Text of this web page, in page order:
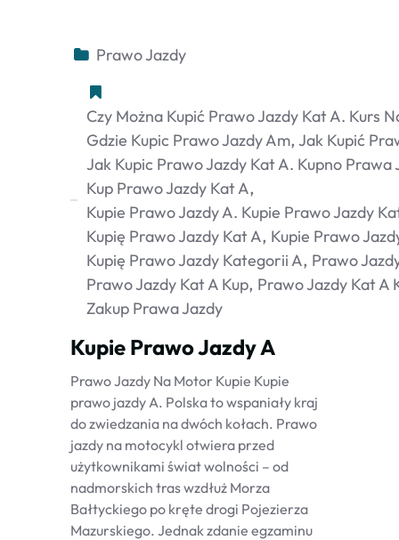
Prawo Jazdy
Czy Można Kupić Prawo Jazdy Kat A. Kurs
Gdzie Kupic Prawo Jazdy Am Jak Kupić
Jak Kupic Prawo Jazdy Kat A. Kupno Prawa
Kup Prawo Jazdy Kat A
Kupie Prawo Jazdy A. Kupie Prawo Jazdy
Kupię Prawo Jazdy Kat A Kupie Prawo
Kupię Prawo Jazdy Kategorii A Prawo
Prawo Jazdy Kat A Kup Prawo Jazdy Kat A
Zakup Prawa Jazdy
Kupie Prawo Jazdy A
Prawo Jazdy Na Motor Kupie Kupie
prawo jazdy A. Polska to wspaniały kraj
do zwiedzania na dwóch kołach. Prawo
jazdy na motocykl otwiera przed
użytkownikami świat wolności – od
nadmorskich tras wzdłuż Morza
Bałtyckiego po kręte drogi Pojezierza
Mazurskiego. Jednak zdanie egzaminu